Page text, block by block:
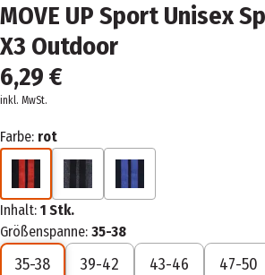
MOVE UP Sport Unisex
X3 Outdoor
6,29 €
inkl. MwSt.
Farbe: rot
Inhalt: 1 Stk.
Größenspanne: 35-38
35-38 39-42 43-46 47-50